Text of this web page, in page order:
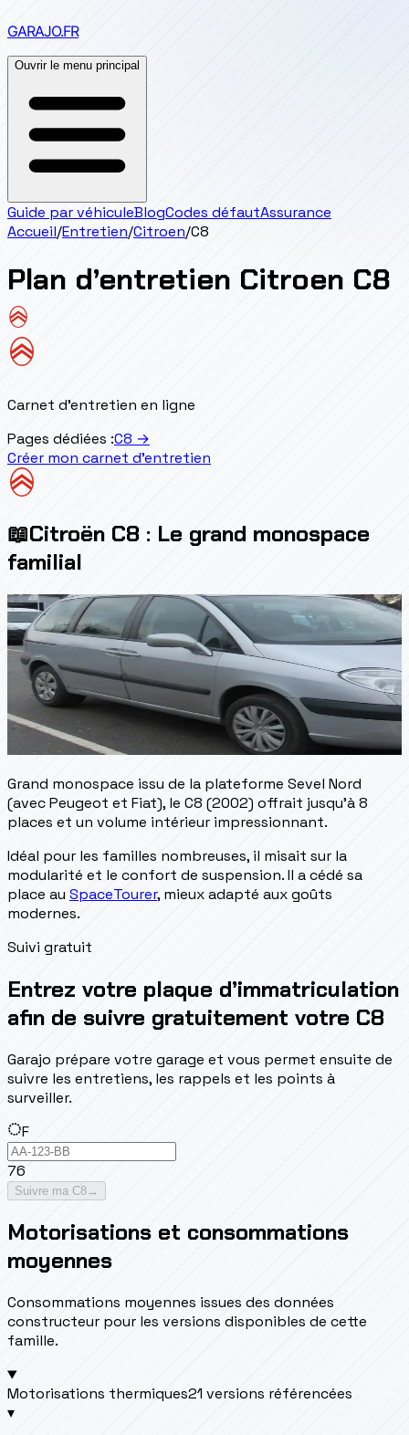
GARAJO.FR
Ouvrir le menu principal
Guide par véhiculeBlogCodes défautAssurance
Accueil/Entretien/Citroen/C8
Plan d’entretien Citroen C8
Carnet d'entretien en ligne
Pages dédiées :C8 →
Créer mon carnet d'entretien
📖Citroën C8 : Le grand monospace
familial
Grand monospace issu de la plateforme Sevel Nord
(avec Peugeot et Fiat), le C8 (2002) offrait jusqu'à 8
places et un volume intérieur impressionnant.
Idéal pour les familles nombreuses, il misait sur la
modularité et le confort de suspension. Il a cédé sa
place au SpaceTourer, mieux adapté aux goûts
modernes.
Suivi gratuit
Entrez votre plaque d’immatriculation
afin de suivre gratuitement votre C8
Garajo prépare votre garage et vous permet ensuite de
suivre les entretiens, les rappels et les points à
surveiller.
F
76
Suivre ma C8 →
Motorisations et consommations
moyennes
Consommations moyennes issues des données
constructeur pour les versions disponibles de cette
famille.
Motorisations thermiques21 versions référencées
▾